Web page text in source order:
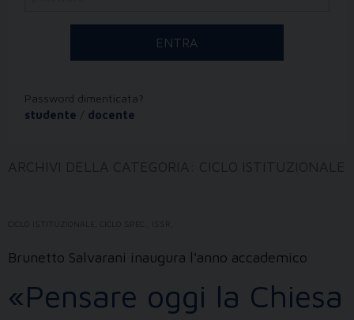
Password dimenticata?
studente / docente
CICLO ISTITUZIONALE
Brunetto Salvarani inaugura l'anno accademico
«Pensare oggi la Chiesa